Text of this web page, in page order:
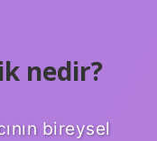
nedir?
bireysel